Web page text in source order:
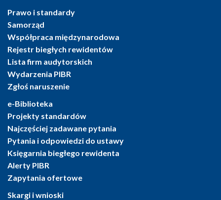
Prawo i standardy
Samorząd
Współpraca międzynarodowa
Rejestr biegłych rewidentów
Lista firm audytorskich
Wydarzenia PIBR
Zgłoś naruszenie
e-Biblioteka
Projekty standardów
Najczęściej zadawane pytania
Pytania i odpowiedzi do ustawy
Księgarnia biegłego rewidenta
Alerty PIBR
Zapytania ofertowe
Skargi i wnioski